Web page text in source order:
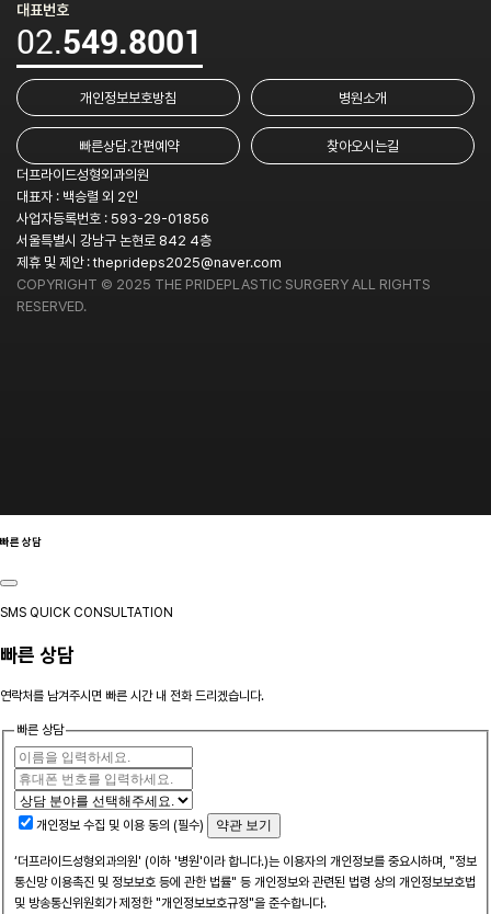
대표번호
02.549.8001
개인정보보호방침 병원소개
빠른상담.간편예약
찾아오시는길
더프라이드성형외과의원
대표자 : 백승렬 외 2인
사업자등록번호 : 593-29-01856
서울특별시 강남구 논현로 842 4층
제휴 및 제안 :theprideps2025@naver.com
COPYRIGHT © 2025 THE PRIDEPLASTIC SURGERY ALL RIGHTS
RESERVED.
빠른 상담
SMS QUICK CONSULTATION
빠른 상담
연락처를 남겨주시면 빠른 시간 내 전화 드리겠습니다.
빠른 상담
개인정보 수집 및 이용 동의 (필수) 약관 보기
‘더프라이드성형외과의원' (이하 '병원'이라 합니다.)는 이용자의 개인정보를 중요시하며, "정보
통신망 이용촉진 및 정보보호 등에 관한 법률" 등 개인정보와 관련된 법령 상의 개인정보보호법
및 방송통신위원회가 제정한 "개인정보보호규정"을 준수합니다.